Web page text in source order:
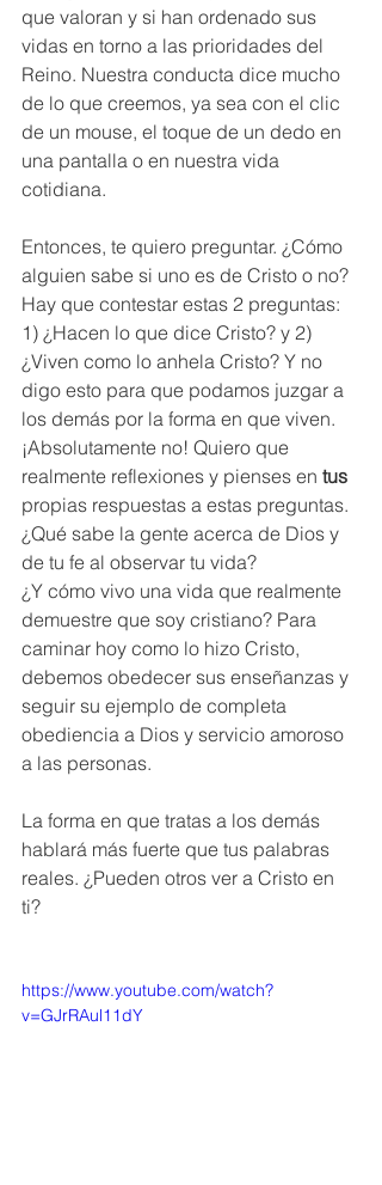
que valoran y si han ordenado sus
vidas en torno a las prioridades del
Reino. Nuestra conducta dice mucho
de lo que creemos, ya sea con el clic
de un mouse, el toque de un dedo en
una pantalla o en nuestra vida
cotidiana.
Entonces, te quiero preguntar. ¿Cómo
alguien sabe si uno es de Cristo o no?
Hay que contestar estas 2 preguntas:
1) ¿Hacen lo que dice Cristo? y 2)
¿Viven como lo anhela Cristo? Y no
digo esto para que podamos juzgar a
los demás por la forma en que viven.
¡Absolutamente no! Quiero que
realmente reflexiones y pienses en tus
propias respuestas a estas preguntas.
¿Qué sabe la gente acerca de Dios y
de tu fe al observar tu vida?
¿Y cómo vivo una vida que realmente
demuestre que soy cristiano? Para
caminar hoy como lo hizo Cristo,
debemos obedecer sus enseñanzas y
seguir su ejemplo de completa
obediencia a Dios y servicio amoroso
a las personas.
La forma en que tratas a los demás
hablará más fuerte que tus palabras
reales. ¿Pueden otros ver a Cristo en
ti?
https://www.youtube.com/watch?
v=GJrRAul11dY